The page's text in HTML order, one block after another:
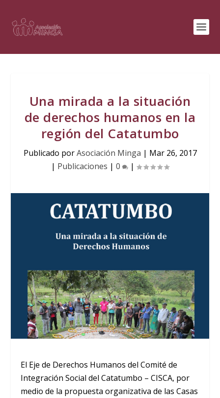
Una mirada a la situación
de derechos humanos en la
región del Catatumbo
Publicado porAsociación Minga | Mar 26, 2017
| Publicaciones | 0 |
El Eje de Derechos Humanos del Comité de
Integración Social del Catatumbo – CISCA, por
medio de la propuesta organizativa de las Casas